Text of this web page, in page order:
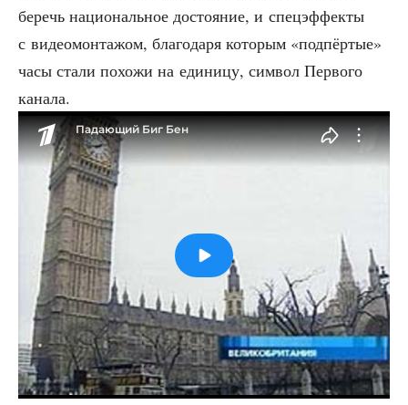
беречь наци­о­наль­ное досто­я­ние, и спе­ц­эф­фек­ты
с видео­мон­та­жом, бла­го­да­ря кото­рым «под­пёр­тые»
часы ста­ли похо­жи на еди­ни­цу, сим­вол Пер­во­го
канала.